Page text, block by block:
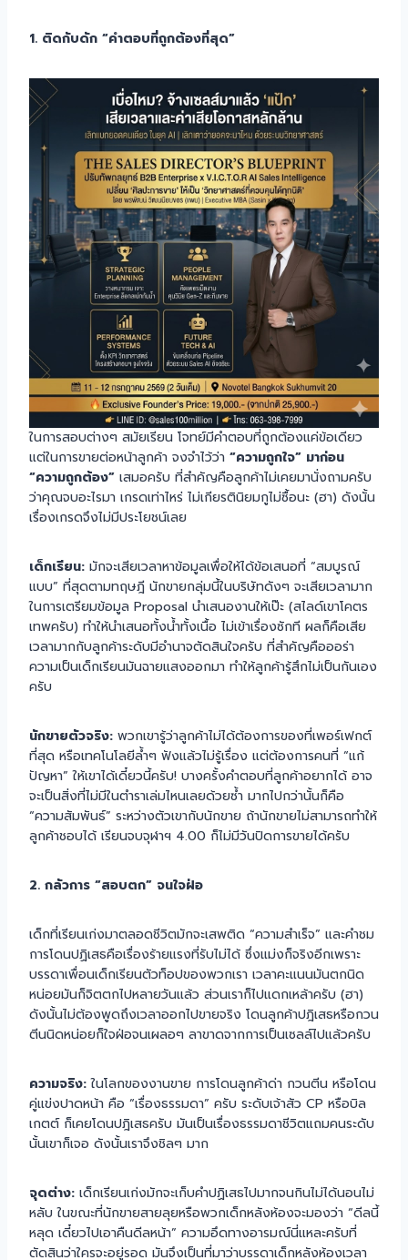
1. ติดกับดัก “คำตอบที่ถูกต้องที่สุด”
ในการสอบต่างๆ สมัยเรียน โจทย์มีคำตอบที่ถูกต้องแค่ข้อเดียว
แต่ในการขายต่อหน้าลูกค้า จงจำไว้ว่า “ความถูกใจ” มาก่อน
“ความถูกต้อง” เสมอครับ ที่สำคัญคือลูกค้าไม่เคยมานั่งถามครับ
ว่าคุณจบอะไรมา เกรดเท่าไหร่ ไม่เกียรตินิยมกูไม่ซื้อนะ (ฮา) ดังนั้น
เรื่องเกรดจึงไม่มีประโยชน์เลย
เด็กเรียน: มักจะเสียเวลาหาข้อมูลเพื่อให้ได้ข้อเสนอที่ “สมบูรณ์
แบบ” ที่สุดตามทฤษฎี นักขายกลุ่มนี้ในบริษัทดังๆ จะเสียเวลามาก
ในการเตรียมข้อมูล Proposal นำเสนองานให้เป๊ะ (สไลด์เขาโคตร
เทพครับ) ทำให้นำเสนอทั้งน้ำทั้งเนื้อ ไม่เข้าเรื่องซักที ผลก็คือเสีย
เวลามากกับลูกค้าระดับมีอำนาจตัดสินใจครับ ที่สำคัญคือออร่า
ความเป็นเด็กเรียนมันฉายแสงออกมา ทำให้ลูกค้ารู้สึกไม่เป็นกันเอง
ครับ
นักขายตัวจริง: พวกเขารู้ว่าลูกค้าไม่ได้ต้องการของที่เพอร์เฟกต์
ที่สุด หรือเทคโนโลยีล้ำๆ ฟังแล้วไม่รู้เรื่อง แต่ต้องการคนที่ “แก้
ปัญหา” ให้เขาได้เดี๋ยวนี้ครับ! บางครั้งคำตอบที่ลูกค้าอยากได้ อาจ
จะเป็นสิ่งที่ไม่มีในตำราเล่มไหนเลยด้วยซ้ำ มากไปกว่านั้นก็คือ
“ความสัมพันธ์” ระหว่างตัวเขากับนักขาย ถ้านักขายไม่สามารถทำให้
ลูกค้าชอบได้ เรียนจบจุฬาฯ 4.00 ก็ไม่มีวันปิดการขายได้ครับ
2. กลัวการ “สอบตก” จนใจฝ่อ
เด็กที่เรียนเก่งมาตลอดชีวิตมักจะเสพติด “ความสำเร็จ” และคำชม
การโดนปฏิเสธคือเรื่องร้ายแรงที่รับไม่ได้ ซึ่งแม่งก็จริงอีกเพราะ
บรรดาเพื่อนเด็กเรียนตัวท็อปของพวกเรา เวลาคะแนนมันตกนิด
หน่อยมันก็จิตตกไปหลายวันแล้ว ส่วนเราก็ไปแดกเหล้าครับ (ฮา)
ดังนั้นไม่ต้องพูดถึงเวลาออกไปขายจริง โดนลูกค้าปฎิเสธหรือกวน
ตีนนิดหน่อยก็ใจฝ่อจนเผลอๆ ลาขาดจากการเป็นเซลล์ไปแล้วครับ
ความจริง:ในโลกของงานขาย การโดนลูกค้าด่า กวนตีน หรือโดน
คู่แข่งปาดหน้า คือ “เรื่องธรรมดา” ครับ ระดับเจ้าสัว CP หรือบิล
เกตต์ ก็เคยโดนปฎิเสธครับ มันเป็นเรื่องธรรมดาชีวิตแถมคนระดับ
นั้นเขาก็เจอ ดังนั้นเราจึงชิลๆ มาก
จุดต่าง: เด็กเรียนเก่งมักจะเก็บคำปฏิเสธไปมากจนกินไม่ได้นอนไม่
หลับ ในขณะที่นักขายสายลุยหรือพวกเด็กหลังห้องจะมองว่า “ดีลนี้
หลุด เดี๋ยวไปเอาคืนดีลหน้า” ความอึดทางอารมณ์นี่แหละครับที่
ตัดสินว่าใครจะอยู่รอด มันจึงเป็นที่มาว่าบรรดาเด็กหลังห้องเวลา